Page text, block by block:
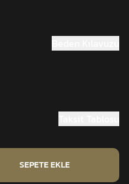
SEPETE EKLE